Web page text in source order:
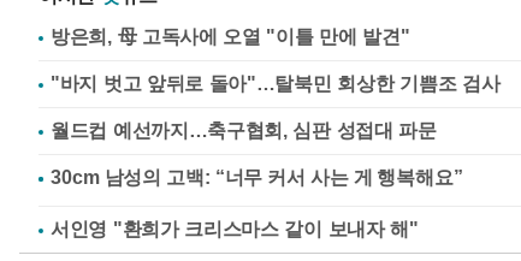
방은희, 母 고독사에 오열 "이틀 만에 발견"
"바지 벗고 앞뒤로 돌아"…탈북민 회상한 기쁨조 검사
월드컵 예선까지…축구협회, 심판 성접대 파문
서인영 "환희가 크리스마스 같이 보내자 해"